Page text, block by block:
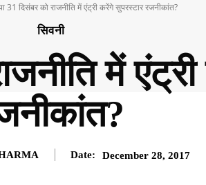
31 दिसंबर को राजनीति में एंट्री करेंगे सुपरस्टार रजनीकांत?
सिवनी
में
Date: December 28, 2017